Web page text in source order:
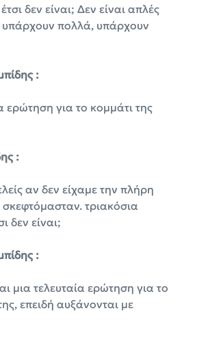
δεν είναι; Δεν είναι απλές
υπάρχουν πολλά, υπάρχουν
:
ερώτηση για το κομμάτι της
:
αν δεν είχαμε την πλήρη
τριακόσια
δεν είναι;
:
μια τελευταία ερώτηση για το
επειδή αυξάνονται με